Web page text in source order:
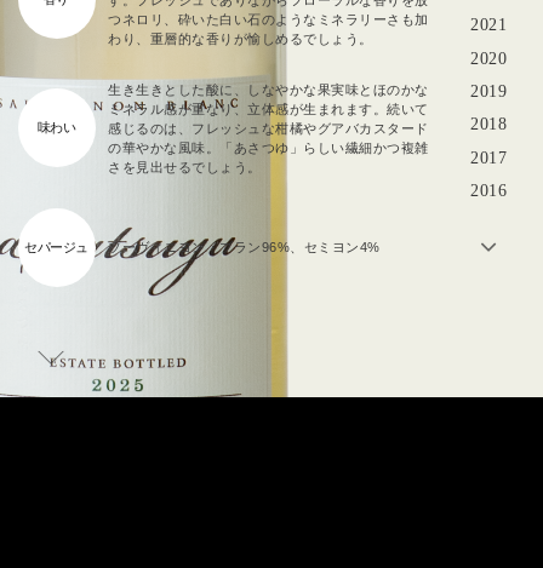
2021
2020
2019
2018
2017
2016
2014
つネロリ、砕いた白い石のようなミネラリーさも加
わり、重層的な香りが愉しめるでしょう。
味わい
生き生きとした酸に、しなやかな果実味とほのかな
ミネラル感が重なり、立体感が生まれます。続いて
感じるのは、フレッシュな柑橘やグアバカスタード
の華やかな風味。「あさつゆ」らしい繊細かつ複雑
さを見出せるでしょう。
セパージュ ソーヴィニヨン・ブラン96%、セミヨン4%
Next